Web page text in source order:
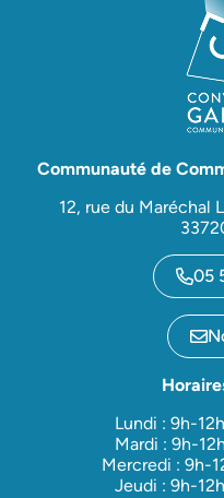
Communauté de
12, rue du
05
Lundi : 9h-
Mardi : 9h-
Mercredi : 9h-
Jeudi : 9h-